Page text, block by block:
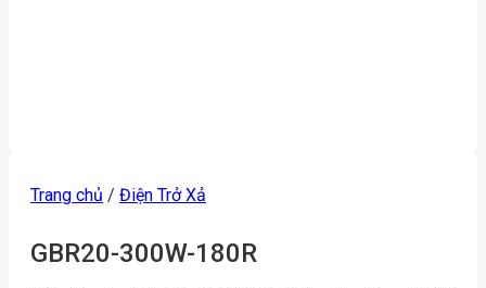
Trang chủ / Điện Trở Xả
GBR20-300W-180R